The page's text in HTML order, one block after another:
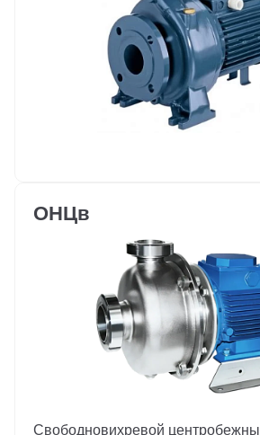
ОНЦв
Свободновихревой